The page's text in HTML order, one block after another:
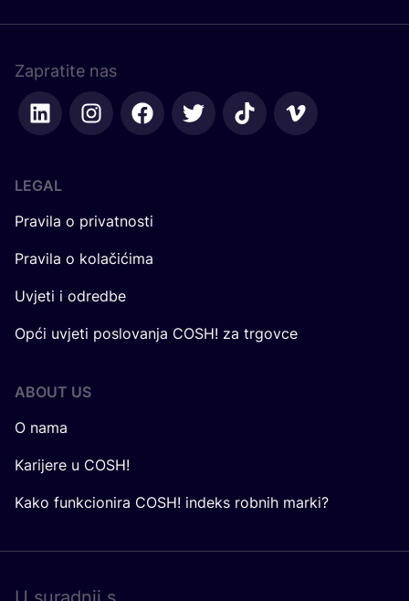
Zapratite nas
LEGAL
Pravila o privatnosti
Pravila o kolačićima
Uvjeti i odredbe
Opći uvjeti poslovanja COSH! za trgovce
ABOUT US
O nama
Karijere u COSH!
Kako funkcionira COSH! indeks robnih marki?